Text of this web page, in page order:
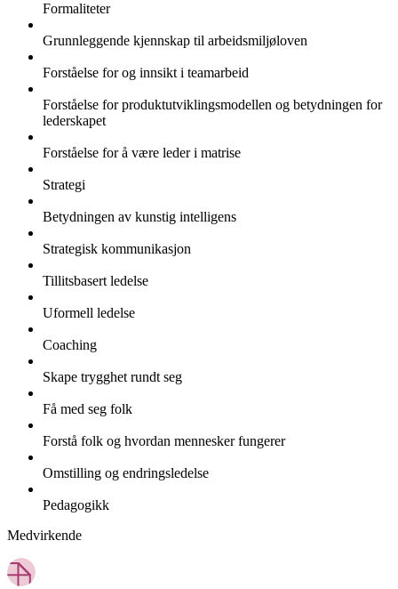
Formaliteter
Grunnleggende kjennskap til arbeidsmiljøloven
Forståelse for og innsikt i teamarbeid
Forståelse for produktutviklingsmodellen og betydningen for
lederskapet
Forståelse for å være leder i matrise
Strategi
Betydningen av kunstig intelligens
Strategisk kommunikasjon
Tillitsbasert ledelse
Uformell ledelse
Coaching
Skape trygghet rundt seg
Få med seg folk
Forstå folk og hvordan mennesker fungerer
Omstilling og endringsledelse
Pedagogikk
Medvirkende